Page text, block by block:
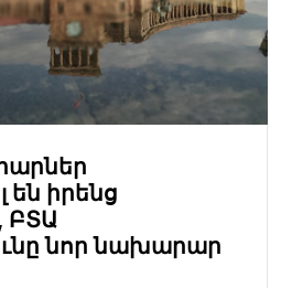
են իրենց
ԲՏԱ
նոր նախարար